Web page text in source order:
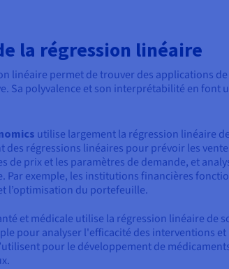
la régression linéaire
linéaire permet de trouver des applications
Sa polyvalence et son interprétabilité en
utilise largement la régression linéaire
des régressions linéaires pour prévoir les
de prix et les paramètres de demande, et
Par exemple, les institutions financières
l’optimisation du portefeuille.
et médicale utilise la régression linéaire de
pour analyser l'efficacité des interventions
pour le développement de